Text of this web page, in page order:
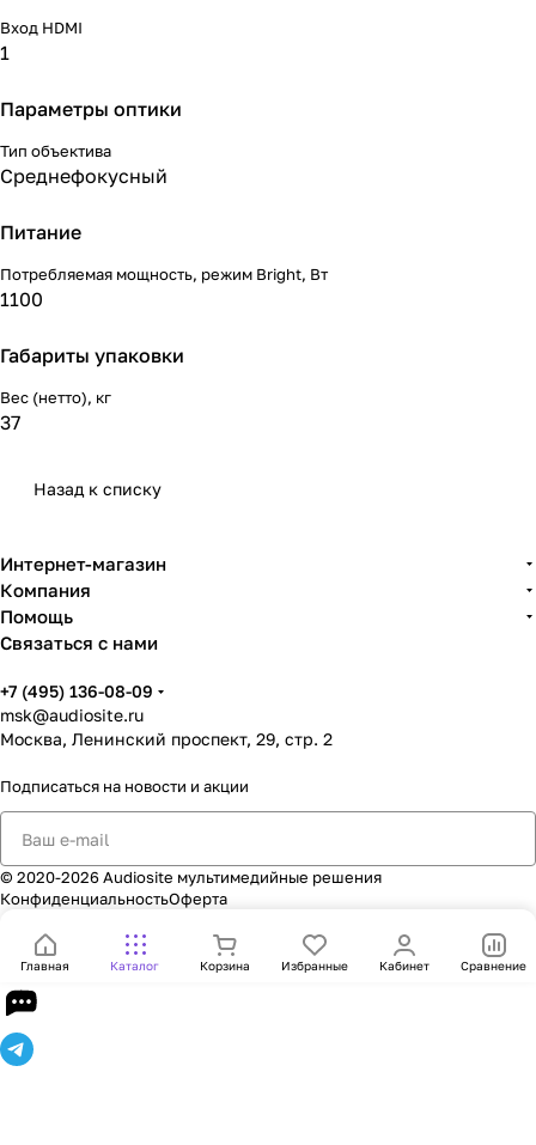
Вход HDMI
1
Параметры оптики
Тип объектива
Среднефокусный
Питание
Потребляемая мощность, режим Bright, Вт
1100
Габариты упаковки
Вес (нетто), кг
37
Назад к списку
Интернет-магазин
Компания
Помощь
Связаться с нами
+7 (495) 136-08-09
msk@audiosite.ru
Москва, Ленинский проспект, 29, стр. 2
Подписаться на новости и акции
© 2020-2026 Audiosite мультимедийные решения
КонфиденциальностьОферта
Главная Каталог Корзина Избранные Кабинет Сравнение